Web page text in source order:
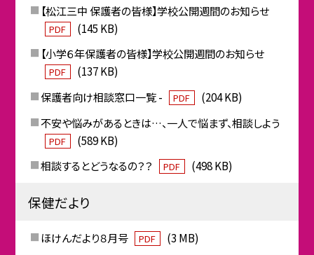
【松江三中 保護者の皆様】学校公開週間のお知らせ
PDF
(145 KB)
【小学６年保護者の皆様】学校公開週間のお知らせ
PDF
(137 KB)
保護者向け相談窓口一覧 -
PDF
(204 KB)
不安や悩みがあるときは…、一人で悩まず、相談しよう
PDF
(589 KB)
相談するとどうなるの？？
PDF (498 KB)
保健だより
ほけんだより８月号 PDF (3 MB)